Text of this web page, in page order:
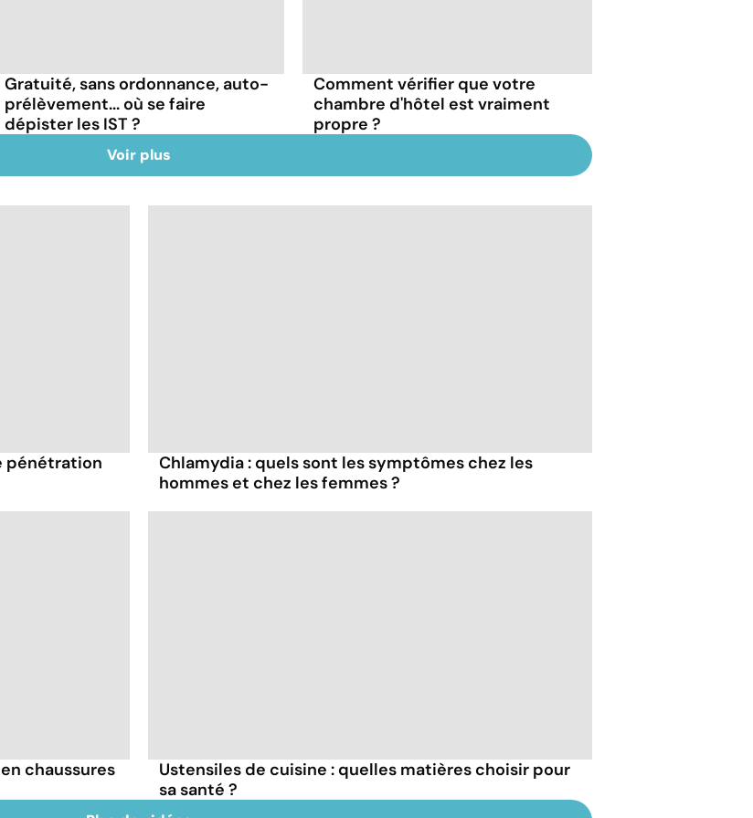
Gratuité, sans ordonnance, auto-
prélèvement... où se faire
dépister les IST ?
Comment vérifier que votre
chambre d'hôtel est vraiment
propre ?
Voir plus
pénétration
Chlamydia : quels sont les symptômes chez les
hommes et chez les femmes ?
chaussures
Ustensiles de cuisine : quelles matières choisir pour
sa santé ?